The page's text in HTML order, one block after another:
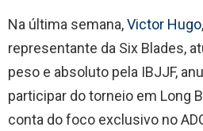
Na última semana,Victor Hugo
representante da Six Blades,
peso e absoluto pela IBJJF,
participar do torneio em Long
conta do foco exclusivo no